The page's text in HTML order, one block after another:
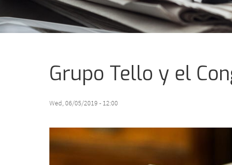
Grupo Tello y el
Wed, 06/05/2019 - 12:00